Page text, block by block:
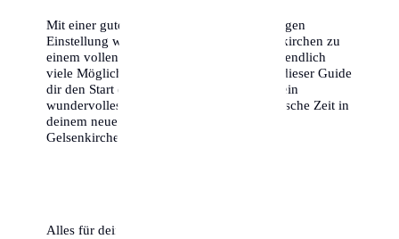
Mit einer guten Vorbereitung und der richtigen
Einstellung wird dein Umzug nach Gelsenkirchen zu
einem vollen Erfolg. Die Stadt bietet dir unendlich
viele Möglichkeiten, und wir hoffen, dass dieser Guide
dir den Start erleichtert. Wir wünschen dir ein
wundervolles Ankommen und eine fantastische Zeit in
deinem neuen Zuhause. Dein Abenteuer in
Gelsenkirchen beginnt jetzt!
Alles für deinen Umzug